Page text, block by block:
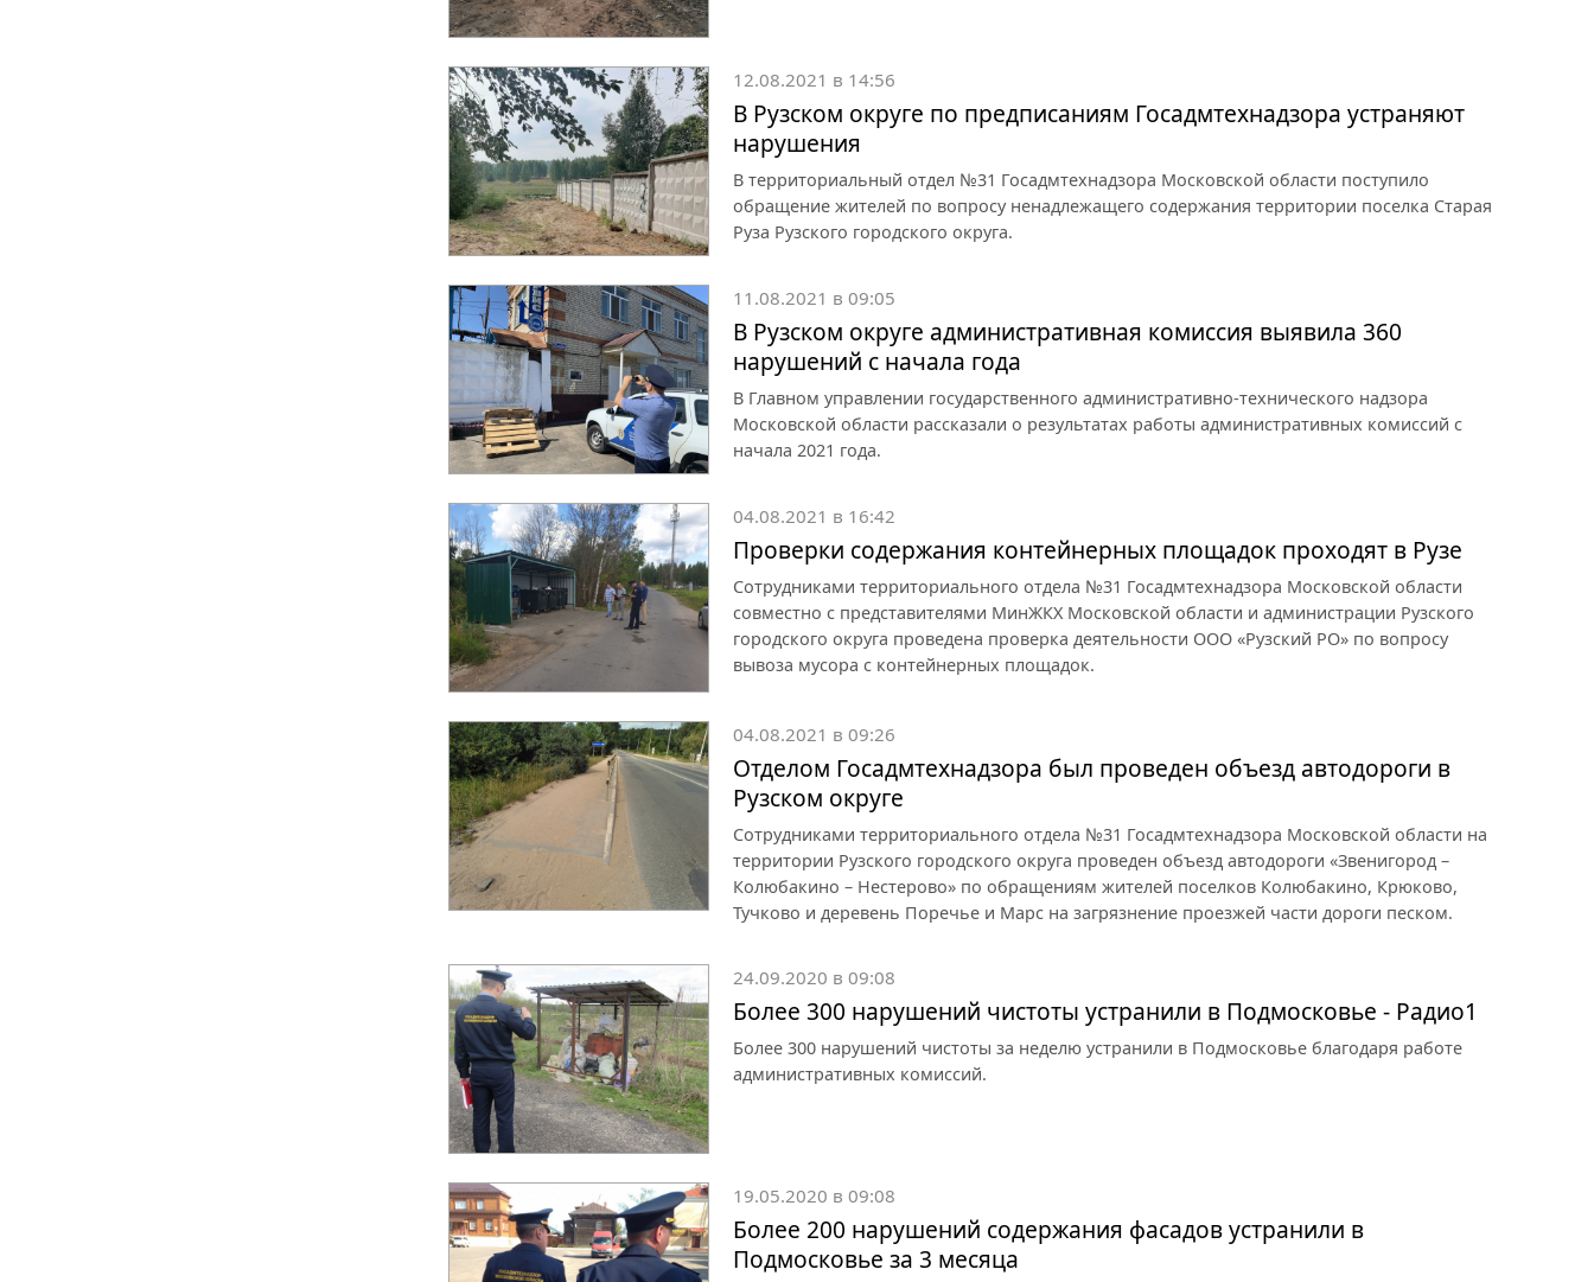
12.08.2021 в 14:56
В Рузском округе по предписаниям Госадмтехнадзора устраняют
нарушения
В территориальный отдел №31 Госадмтехнадзора Московской области поступило
обращение жителей по вопросу ненадлежащего содержания территории поселка Старая
Руза Рузского городского округа.
11.08.2021 в 09:05
В Рузском округе административная комиссия выявила 360
нарушений с начала года
В Главном управлении государственного административно-технического надзора
Московской области рассказали о результатах работы административных комиссий с
начала 2021 года.
04.08.2021 в 16:42
Проверки содержания контейнерных площадок проходят в Рузе
Сотрудниками территориального отдела №31 Госадмтехнадзора Московской области
совместно с представителями МинЖКХ Московской области и администрации Рузского
городского округа проведена проверка деятельности ООО «Рузский РО» по вопросу
вывоза мусора с контейнерных площадок.
04.08.2021 в 09:26
Отделом Госадмтехнадзора был проведен объезд автодороги в
Рузском округе
Сотрудниками территориального отдела №31 Госадмтехнадзора Московской области на
территории Рузского городского округа проведен объезд автодороги «Звенигород –
Колюбакино – Нестерово» по обращениям жителей поселков Колюбакино, Крюково,
Тучково и деревень Поречье и Марс на загрязнение проезжей части дороги песком.
24.09.2020 в 09:08
Более 300 нарушений чистоты устранили в Подмосковье - Радио1
Более 300 нарушений чистоты за неделю устранили в Подмосковье благодаря работе
административных комиссий.
19.05.2020 в 09:08
Более 200 нарушений содержания фасадов устранили в
Подмосковье за 3 месяца